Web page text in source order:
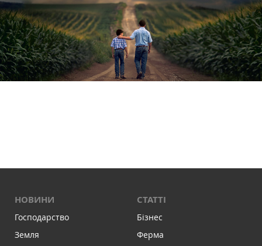
НОВИНИ
Господарство
Земля
СТАТТІ
Бізнес
Ферма